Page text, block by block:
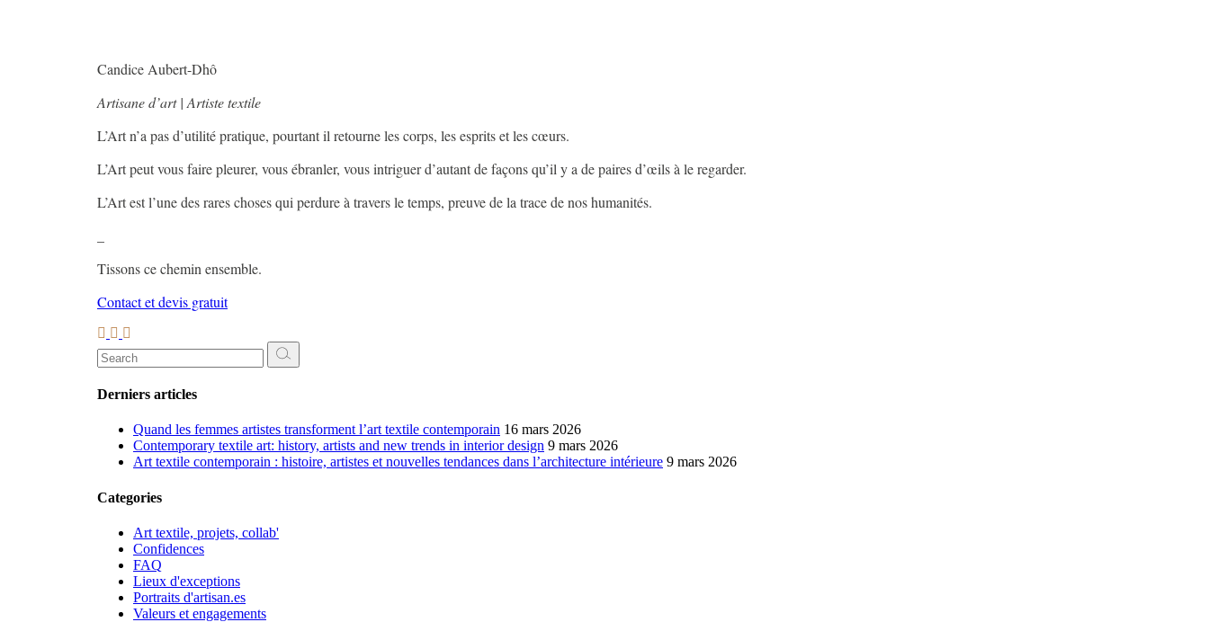
Candice Aubert-Dhô
Artisane d’art | Artiste textile
L’Art n’a pas d’utilité pratique, pourtant il retourne les corps, les esprits et les cœurs.
L’Art peut vous faire pleurer, vous ébranler, vous intriguer d’autant de façons qu’il y a de paires d’œils à le regarder.
L’Art est l’une des rares choses qui perdure à travers le temps, preuve de la trace de nos humanités.
Tissons ce chemin ensemble.
Contact et devis gratuit
Search
for:
Derniers articles
Quand les femmes artistes transforment l’art textile contemporain 16 mars 2026
Contemporary textile art: history, artists and new trends in interior design 9 mars 2026
Art textile contemporain : histoire, artistes et nouvelles tendances dans l’architecture intérieure 9 mars 2026
Categories
Art textile, projets, collab'
Confidences
FAQ
Lieux d'exceptions
Portraits d'artisan.es
Valeurs et engagements